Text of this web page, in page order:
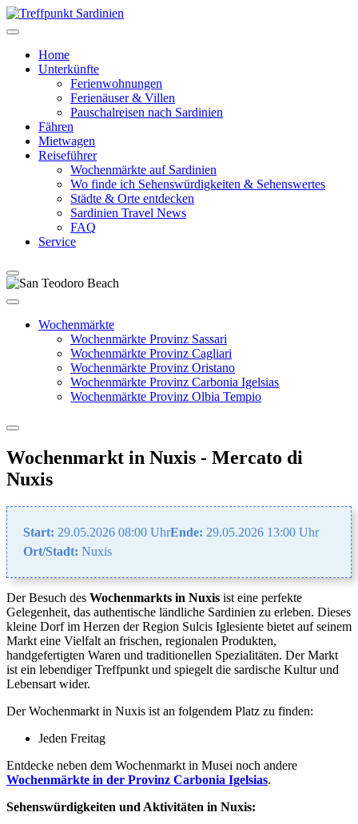
Home
Unterkünfte
Ferienwohnungen
Ferienäuser & Villen
Pauschalreisen nach Sardinien
Fähren
Mietwagen
Reiseführer
Wochenmärkte auf Sardinien
Wo finde ich Sehenswürdigkeiten & Sehenswertes
Städte & Orte entdecken
Sardinien Travel News
FAQ
Service
Wochenmärkte
Wochenmärkte Provinz Sassari
Wochenmärkte Provinz Cagliari
Wochenmärkte Provinz Oristano
Wochenmärkte Provinz Carbonia Igelsias
Wochenmärkte Provinz Olbia Tempio
Wochenmarkt in Nuxis - Mercato di
Nuxis
Start: 29.05.2026 08:00 UhrEnde: 29.05.2026 13:00 Uhr
Ort/Stadt: Nuxis
Der Besuch des Wochenmarkts in Nuxis ist eine perfekte
Gelegenheit, das authentische ländliche Sardinien zu erleben. Dieses
kleine Dorf im Herzen der Region Sulcis Iglesiente bietet auf seinem
Markt eine Vielfalt an frischen, regionalen Produkten,
handgefertigten Waren und traditionellen Spezialitäten. Der Markt
ist ein lebendiger Treffpunkt und spiegelt die sardische Kultur und
Lebensart wider.
Der Wochenmarkt in Nuxis ist an folgendem Platz zu finden:
Jeden Freitag
Entdecke neben dem Wochenmarkt in Musei noch andere
Wochenmärkte in der Provinz Carbonia Igelsias.
Sehenswürdigkeiten und Aktivitäten in Nuxis: